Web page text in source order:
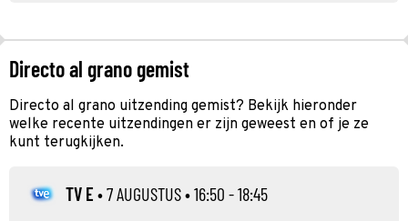
Directo al grano gemist
Directo al grano uitzending gemist? Bekijk hieronder
welke recente uitzendingen er zijn geweest en of je ze
kunt terugkijken.
TV E •7 AUGUSTUS• 16:50 - 18:45